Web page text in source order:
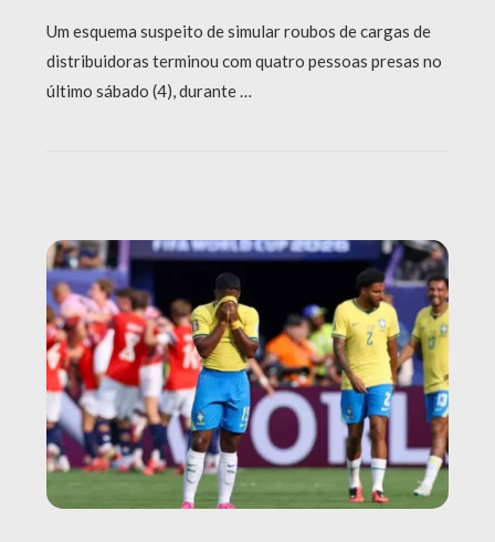
Um esquema suspeito de simular roubos de cargas de
distribuidoras terminou com quatro pessoas presas no
último sábado (4), durante …